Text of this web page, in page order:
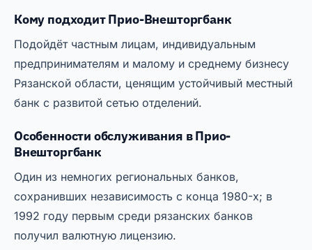
Кому подходит Прио-Внешторгбанк
Подойдёт частным лицам, индивидуальным
предпринимателям и малому и среднему бизнесу
Рязанской области, ценящим устойчивый местный
банк с развитой сетью отделений.
Особенности обслуживания в Прио-
Внешторгбанк
Один из немногих региональных банков,
сохранивших независимость с конца 1980-х; в
1992 году первым среди рязанских банков
получил валютную лицензию.